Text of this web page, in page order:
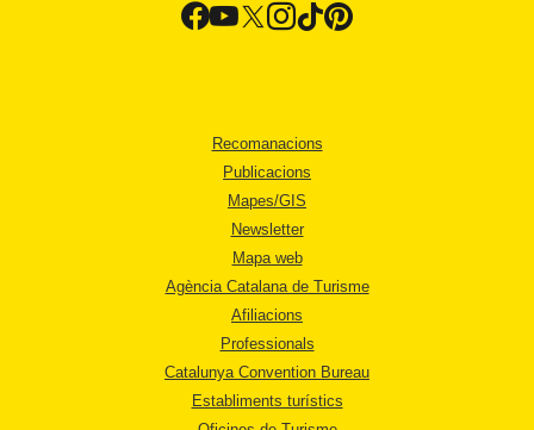
Recomanacions
Publicacions
Mapes/GIS
Newsletter
Mapa web
Agència Catalana de Turisme
Afiliacions
Professionals
Catalunya Convention Bureau
Establiments turístics